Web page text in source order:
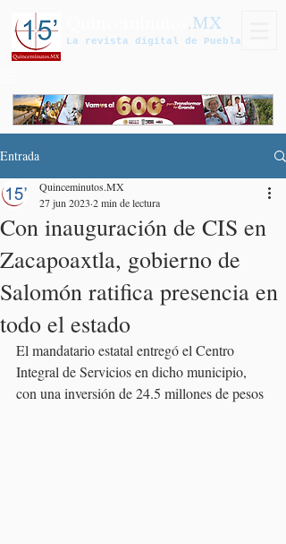
.MX
La revista digital de Puebla
Entrada
Con inauguración de CIS en
Zacapoaxtla, gobierno de
Salomón ratifica presencia en
todo el estado
Quinceminutos.MX
27 jun 2023 2 min de lectura
El mandatario estatal entregó el Centro
Integral de Servicios en dicho municipio,
con una inversión de 24.5 millones de pesos